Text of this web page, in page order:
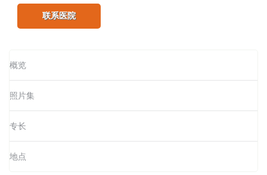
联系医院
概览
照片集
专长
地点